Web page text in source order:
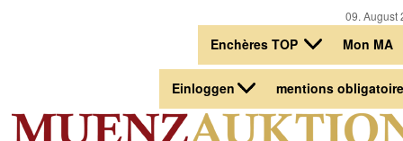
09.
Enchères TOP Mon MA
Einloggen mentions